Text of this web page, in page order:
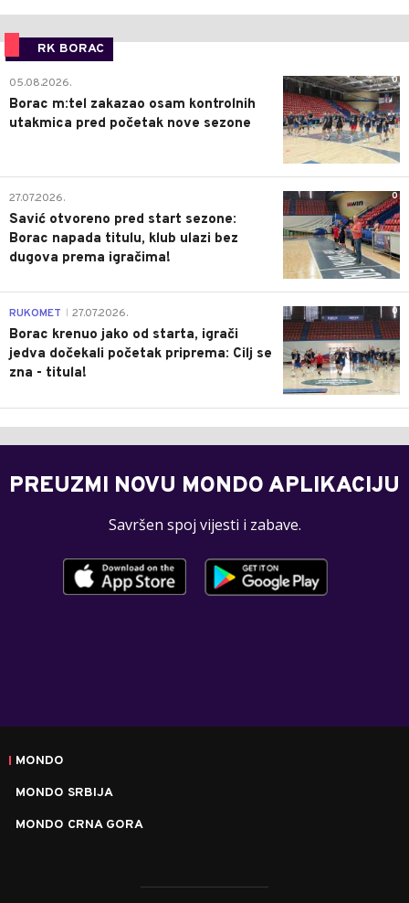
RK BORAC
0
05.08.2026.
Borac m:tel zakazao osam kontrolnih
utakmica pred početak nove sezone
0
27.07.2026.
Savić otvoreno pred start sezone:
Borac napada titulu, klub ulazi bez
dugova prema igračima!
0
RUKOMET 27.07.2026.
Borac krenuo jako od starta, igrači
jedva dočekali početak priprema: Cilj se
zna - titula!
PREUZMI NOVU MONDO APLIKACIJU
Savršen spoj vijesti i zabave.
MONDO
MONDO SRBIJA
MONDO CRNA GORA